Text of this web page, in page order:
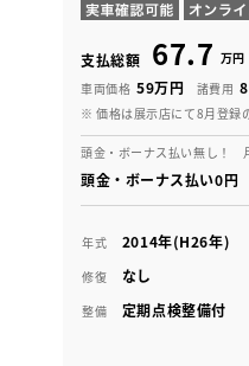
支払総額 67.7 万円
車両価格 59万円 諸費用
※ 価格は展示店にて8月登録
頭金・ボーナス払い無し！
頭金・ボーナス払い0
年式 2014年(H26年)
修復 なし
整備 定期点検整備付